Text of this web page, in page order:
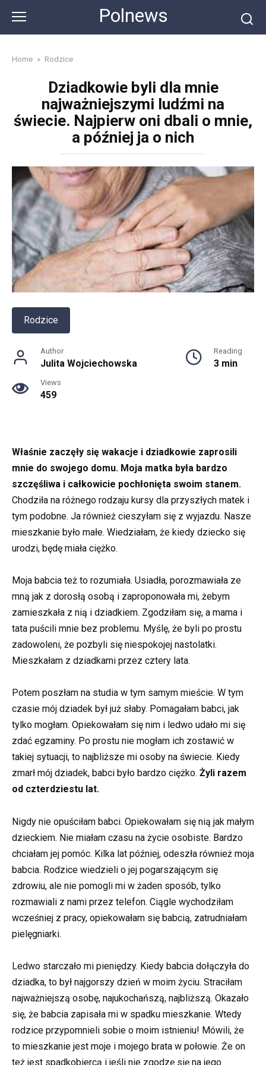
content
Polnews
Home » Rodzice
Dziadkowie byli dla mnie
najważniejszymi ludźmi na
świecie. Najpierw oni dbali o mnie,
a później ja o nich
Rodzice
Author
Julita Wojciechowska
Reading
3 min
Views
459
Właśnie zaczęły się wakacje i dziadkowie zaprosili
mnie do swojego domu. Moja matka była bardzo
szczęśliwa i całkowicie pochłonięta swoim stanem.
Chodziła na różnego rodzaju kursy dla przyszłych matek i
tym podobne. Ja również cieszyłam się z wyjazdu. Nasze
mieszkanie było małe. Wiedziałam, że kiedy dziecko się
urodzi, będę miała ciężko.
Moja babcia też to rozumiała. Usiadła, porozmawiała ze
mną jak z dorosłą osobą i zaproponowała mi, żebym
zamieszkała z nią i dziadkiem. Zgodziłam się, a mama i
tata puścili mnie bez problemu. Myślę, że byli po prostu
zadowoleni, że pozbyli się niespokojej nastolatki.
Mieszkałam z dziadkami przez cztery lata.
Potem poszłam na studia w tym samym mieście. W tym
czasie mój dziadek był już słaby. Pomagałam babci, jak
tylko mogłam. Opiekowałam się nim i ledwo udało mi się
zdać egzaminy. Po prostu nie mogłam ich zostawić w
takiej sytuacji, to najbliższe mi osoby na świecie. Kiedy
zmarł mój dziadek, babci było bardzo ciężko. Żyli razem
od czterdziestu lat.
Nigdy nie opuściłam babci. Opiekowałam się nią jak małym
dzieckiem. Nie miałam czasu na życie osobiste. Bardzo
chciałam jej pomóc. Kilka lat później, odeszła również moja
babcia. Rodzice wiedzieli o jej pogarszającym się
zdrowiu, ale nie pomogli mi w żaden sposób, tylko
rozmawiali z nami przez telefon. Ciągle wychodziłam
wcześniej z pracy, opiekowałam się babcią, zatrudniałam
pielęgniarki.
Ledwo starczało mi pieniędzy. Kiedy babcia dołączyła do
dziadka, to był najgorszy dzień w moim życiu. Straciłam
najważniejszą osobę, najukochańszą, najbliższą. Okazało
się, że babcia zapisała mi w spadku mieszkanie. Wtedy
rodzice przypomnieli sobie o moim istnieniu! Mówili, że
to mieszkanie jest moje i mojego brata w połowie. Że on
też jest spadkobiercą i jeśli nie zgodzę się na jego